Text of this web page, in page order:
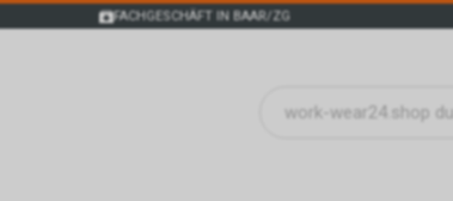
FACHGESCHÄFT IN BAAR/ZG